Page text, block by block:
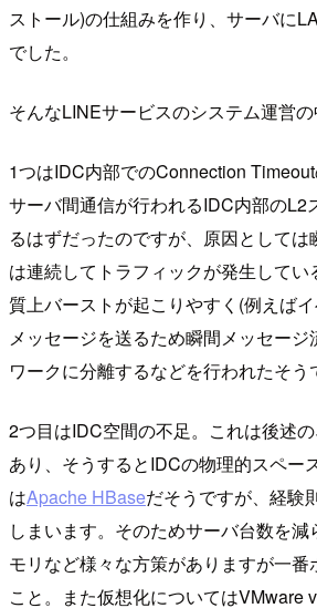
ストール)の仕組みを作り、サーバに
でした。
そんなLINEサービスのシステム運営
1つはIDC内部でのConnection
サーバ間通信が行われるIDC内部の
るはずだったのですが、原因として
は連続してトラフィックが発生して
質上バーストが起こりやすく(例えば
メッセージを送るため瞬間メッセー
ワークに分離するなどを行われたそう
2つ目はIDC空間の不足。これは後述
あり、そうするとIDCの物理的スペー
はApache HBaseだそうですが、経験
しまいます。そのためサーバ台数を
モリなど様々な方策がありますが一
こと。また仮想化についてはVMware